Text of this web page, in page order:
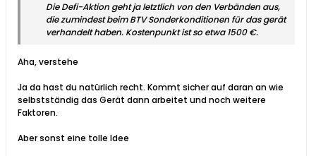
Die Defi-Aktion geht ja letztlich von den Verbänden aus,
die zumindest beim BTV Sonderkonditionen für das gerät
verhandelt haben. Kostenpunkt ist so etwa 1500 €.
Aha, verstehe
Ja da hast du natürlich recht. Kommt sicher auf daran an wie
selbstständig das Gerät dann arbeitet und noch weitere
Faktoren.
Aber sonst eine tolle Idee